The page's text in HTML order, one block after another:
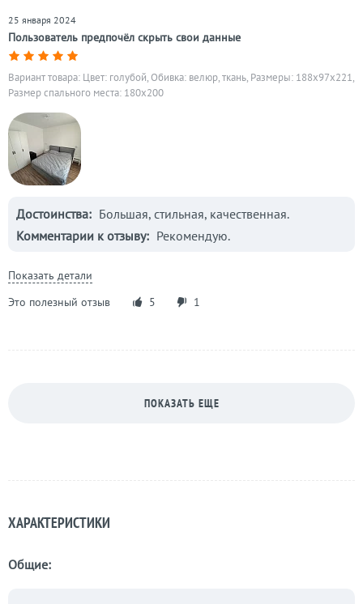
ХАРАКТЕРИСТИКИ
Общие:
Пользователь предпочёл скрыть свои данные
25 января 2024
Вариант товара: Цвет: голубой, Обивка: велюр, ткань, Размеры: 188x97x221,
Размер спального места: 180х200
Достоинства: Большая, стильная, качественная.
Комментарии к отзыву: Рекомендую.
Показать детали
Это полезный отзыв
5 1
ПОКАЗАТЬ ЕЩЕ